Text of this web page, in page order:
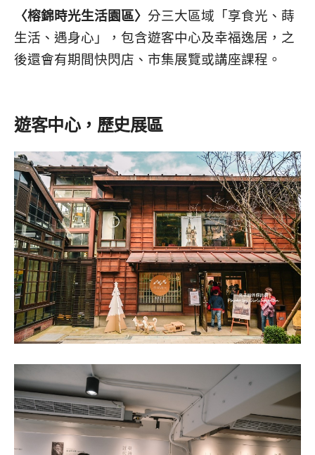
〈榕錦時光生活園區〉 分三大區域「享食光、蒔
生活、遇身心」，包含遊客中心及幸福逸居，之
後還會有期間快閃店、市集展覽或講座課程。
遊客中心，歷史展區